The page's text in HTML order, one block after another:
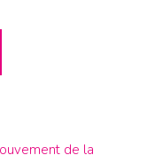
de la